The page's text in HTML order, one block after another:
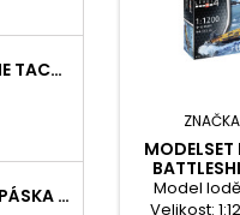
SPACE MARINE TACTICAL SQUAD
MASKOVACÍ PÁSKA 39695 - 10MM
Model
Velikost: